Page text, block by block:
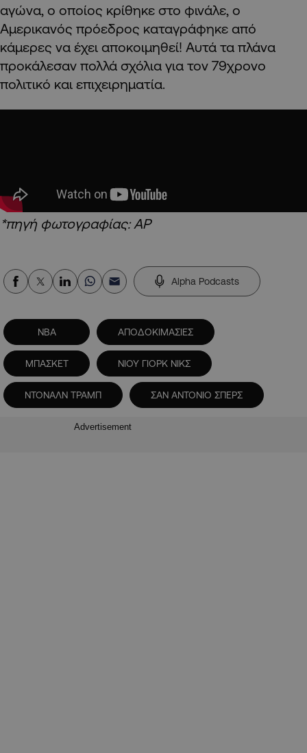
αγώνα, ο οποίος κρίθηκε στο φινάλε, ο
Αμερικανός πρόεδρος καταγράφηκε από
κάμερες να έχει αποκοιμηθεί! Αυτά τα πλάνα
προκάλεσαν πολλά σχόλια για τον 79χρονο
πολιτικό και επιχειρηματία.
*πηγή φωτογραφίας: AP
Alpha Podcasts
NBA ΑΠΟΔΟΚΙΜΑΣΙΕΣ
ΜΠΑΣΚΕΤ ΝΙΟΥ ΓΙΟΡΚ ΝΙΚΣ
ΝΤΟΝΑΛΝ ΤΡΑΜΠ ΣΑΝ ΑΝΤΟΝΙΟ ΣΠΕΡΣ
Advertisement